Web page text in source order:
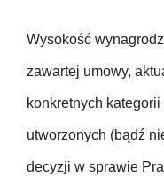
Wysokość
zawartej umowy,
konkretnych
utworzonych (bądź
decyzji w sprawie